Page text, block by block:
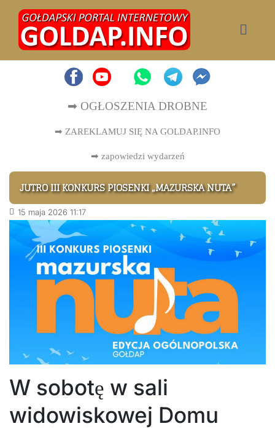
➡ OGŁOSZENIA DROBNE
➡ ZAREKLAMUJ SIĘ NA GOLDAP.INFO
➡ zapowiedzi wydarzeń
JUTRO III KONKURS PIOSENKI „MAZURSKA NUTA”
15 maja 2026 11:17
W sobotę w sali
widowiskowej Domu